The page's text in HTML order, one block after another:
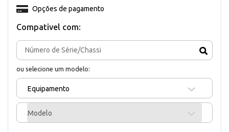
Compativel com:
ou selecione um modelo:
Equipamento
Modelo
Opções de pagamento